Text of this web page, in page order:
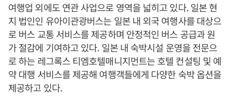
여행업 외에도 연관 사업으로 영역을 넓히고 있다. 일본 현
지 법인인 유아이관광버스는 일본 내 외국 여행사를 대상으
로 버스 교통 서비스를 제공하며 안정적인 버스 공급과 원
가 절감에 기여하고 있다. 일본 내 숙박시설 운영을 전문으
로 하는 레그록스 티엠호텔매니지먼트는 호텔 컨설팅 및 예
약 대행 서비스를 제공해 여행객들에게 다양한 숙박 옵션을
제공하고 있다.